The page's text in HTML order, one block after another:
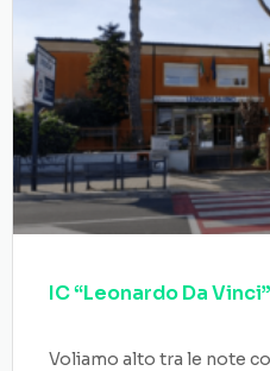
IC “Leonardo Da
Voliamo alto tra le note